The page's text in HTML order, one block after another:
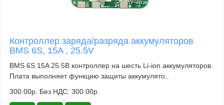
Контроллер заряда/разряда аккумуляторов
BMS 6S, 15A , 25.5V
BMS 6S 15A 25.5В контроллер на шесть Li-ion аккумуляторов.
Плата выполняет функцию защиты аккумулято..
300.00р. Без НДС: 300.00р.